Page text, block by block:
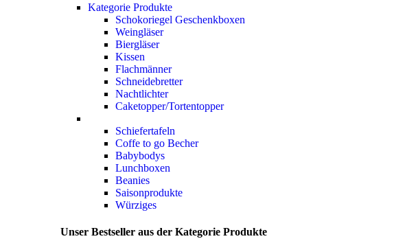
Kategorie Produkte
Schokoriegel Geschenkboxen
Weingläser
Biergläser
Kissen
Flachmänner
Schneidebretter
Nachtlichter
Caketopper/Tortentopper
Schiefertafeln
Coffe to go Becher
Babybodys
Lunchboxen
Beanies
Saisonprodukte
Würziges
Unser Bestseller aus der Kategorie Produkte